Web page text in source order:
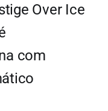
Over Ice
com